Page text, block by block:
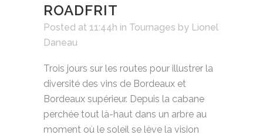
ROADFRIT
Posted at 11:44h in Tournages by Lionel
Daneau
Trois jours sur les routes pour illustrer la
diversité des vins de Bordeaux et
Bordeaux supérieur. Depuis la cabane
perchée tout là-haut dans un arbre au
moment où le soleil se lève la vision